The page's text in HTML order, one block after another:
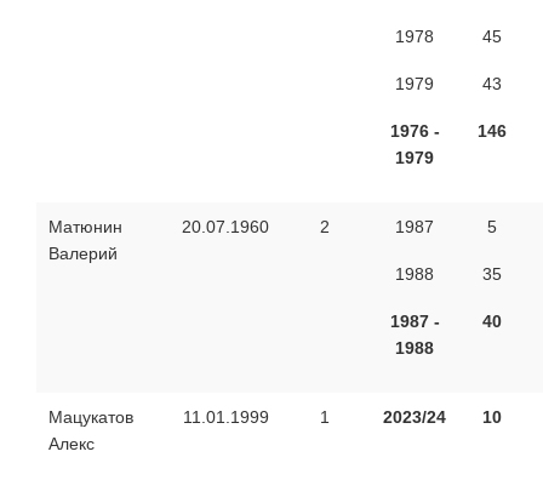
1978
1979
1976 -
1979
45
43
146
Матюнин
Валерий
20.07.1960 2 1987
1988
1987 -
1988
5
35
40
Мацукатов
Алекс
11.01.1999 1 2023/24 10